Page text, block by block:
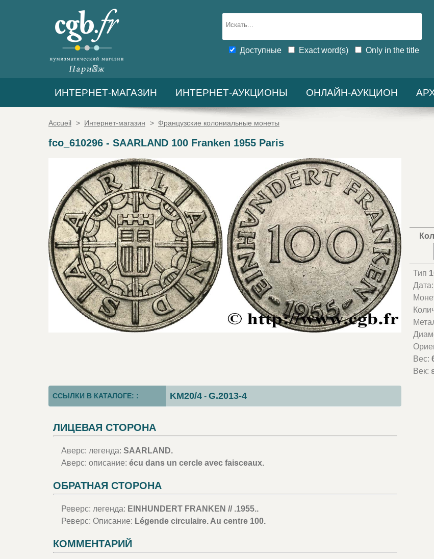
Доступные Exact word(s) Only in the title
ИНТЕРНЕТ-МАГАЗИН ИНТЕРНЕТ-АУКЦИОНЫ ОНЛАЙН-АУКЦИОН
Accueil > Интернет-магазин > Французские колониальные монеты
fco_610296 - SAARLAND 100 Franken 1955 Paris
Тип
Дата:
Вес:
Век:
ССЫЛКИ В КАТАЛОГЕ: : KM20/4 - G.2013-4
ЛИЦЕВАЯ СТОРОНА
Аверс: легенда: SAARLAND.
Аверс: описание: écu dans un cercle avec faisceaux.
ОБРАТНАЯ СТОРОНА
Реверс: легенда: EINHUNDERT FRANKEN // .1955..
Реверс: Описание: Légende circulaire. Au centre 100.
КОММЕНТАРИЙ